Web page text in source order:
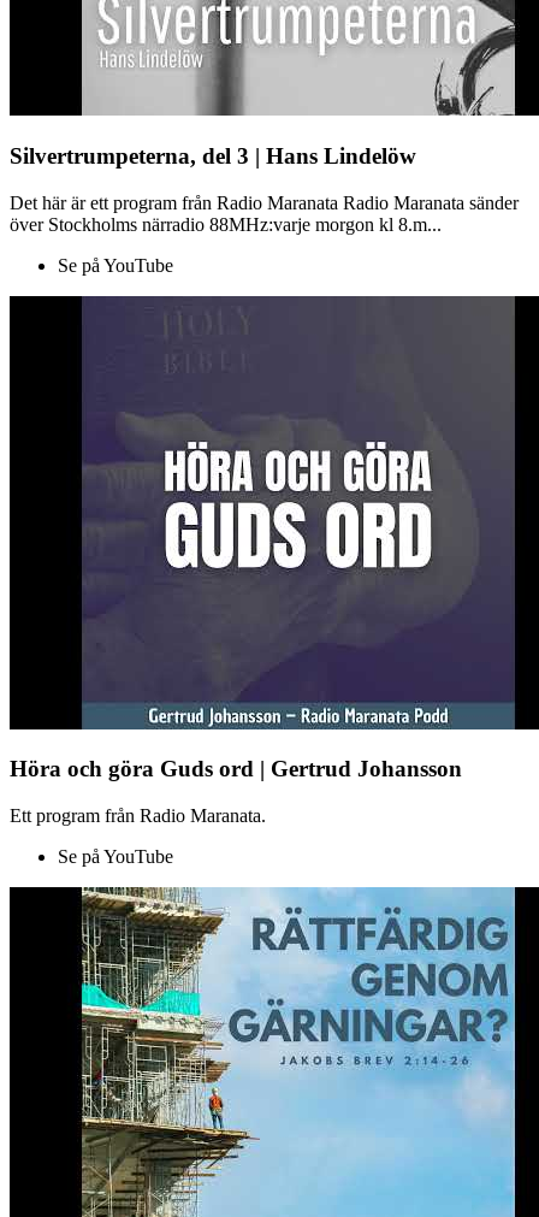
Silvertrumpeterna, del 3 | Hans Lindelöw
Det här är ett program från Radio Maranata Radio Maranata sänder
över Stockholms närradio 88MHz:varje morgon kl 8.m...
Se på YouTube
Höra och göra Guds ord | Gertrud Johansson
Ett program från Radio Maranata.
Se på YouTube